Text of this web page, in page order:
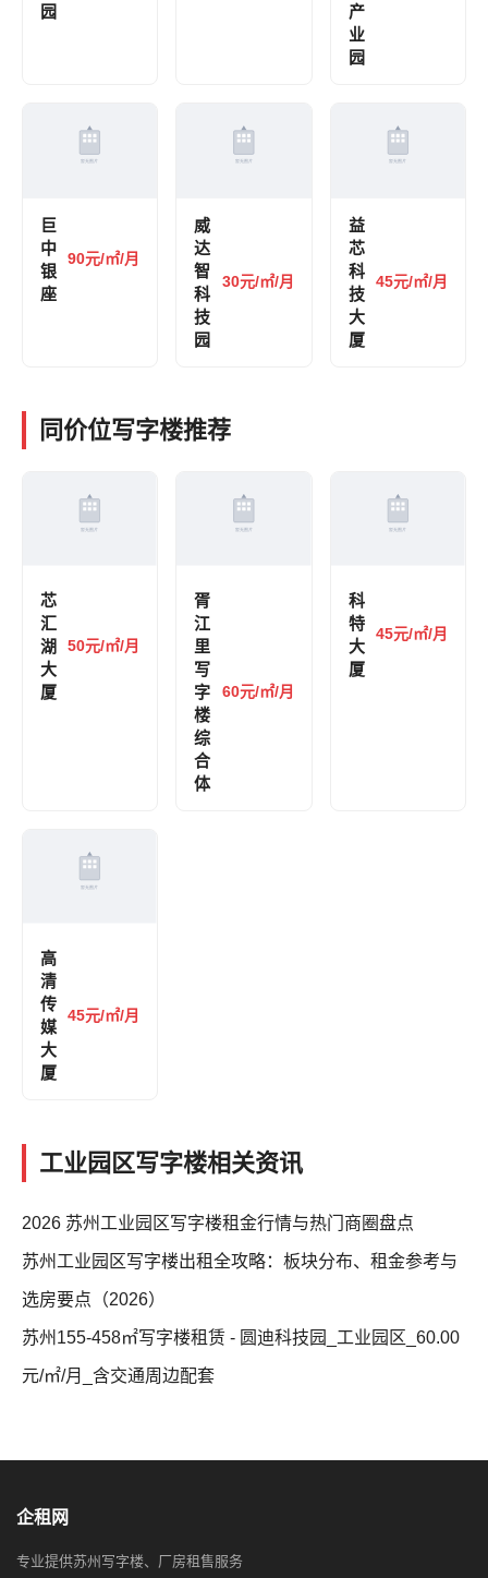
园
产
业
园
巨
中
银
座
90元/㎡/月
威
达
智
科
技
园
30元/㎡/月
益
芯
科
技
大
厦
45元/㎡/月
同价位写字楼推荐
芯
汇
湖
大
厦
50元/㎡/月
胥
江
里
写
字
楼
综
合
体
60元/㎡/月
科
特
大
厦
45元/㎡/月
高
清
传
媒
大
厦
45元/㎡/月
工业园区写字楼相关资讯
2026 苏州工业园区写字楼租金行情与热门商圈盘点
苏州工业园区写字楼出租全攻略：板块分布、租金参考与
选房要点（2026）
苏州155-458㎡写字楼租赁 - 圆迪科技园_工业园区_60.00
元/㎡/月_含交通周边配套
企租网
专业提供苏州写字楼、厂房租售服务